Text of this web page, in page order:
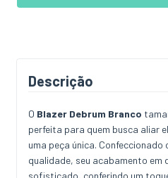
Descrição
O Blazer Debrum Branco
perfeita para quem busca aliar
uma peça única.
qualidade, seu acabamento em
sofisticado, conferindo um